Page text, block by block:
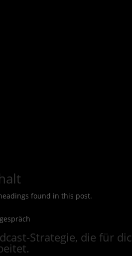
found in this post.
Strategie, die für